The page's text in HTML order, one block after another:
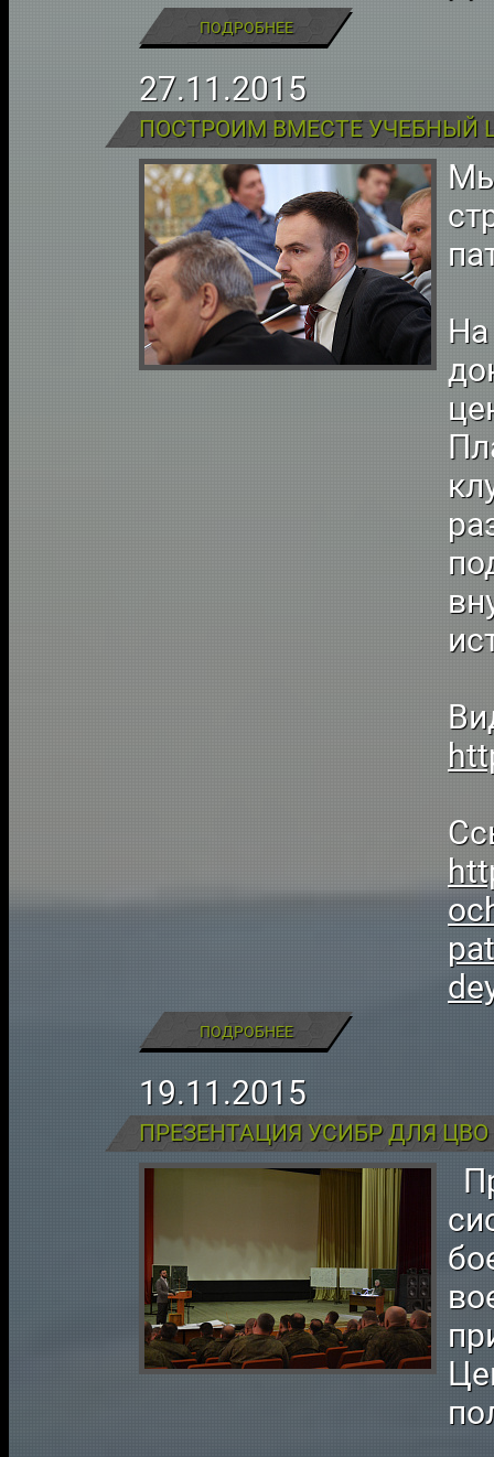
ПОДРОБНЕЕ
27.11.2015
ПОДРОБНЕЕ
19.11.2015
ПРЕЗЕНТАЦИЯ УСИБР ДЛЯ